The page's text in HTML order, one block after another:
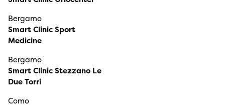
Bergamo
Smart Clinic Sport
Medicine
Bergamo
Smart Clinic Stezzano Le
Due Torri
Como